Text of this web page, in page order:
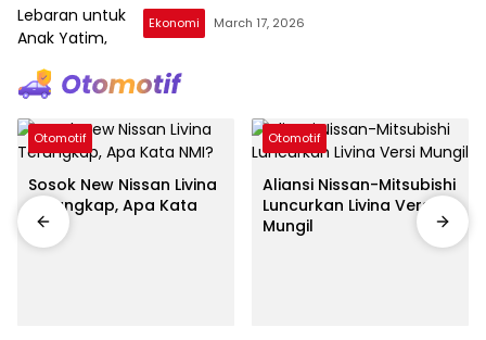
Ekonomi March 17, 2026
Otomotif
Sosok New Nissan Livina
Terungkap, Apa Kata
NMI?
Otomotif
Aliansi Nissan-Mitsubishi
Luncurkan Livina Versi
Mungil